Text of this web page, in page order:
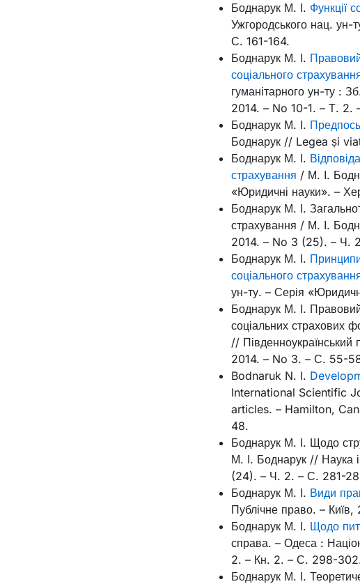
Боднарук М. І. Функції
Ужгородського нац.
С. 161-164.
Боднарук М. І. Правовий
соціального
гуманітарного ун-ту :
2014. – No 10-1. – Т. 2.
Боднарук М. І.
Боднарук // Legea și
Боднарук М. І.
страхування / М. І.
«Юридичні науки». –
Боднарук М. І.
страхування / М. І.
2014. – No 3 (25). – Ч.
Боднарук М. І.
соціального
ун-ту. – Серія
Боднарук М. І. Правовий
соціальних страхових
//
2014. – No 3. – С. 55-
Bodnaruk N. I.
International Scientific
articles. – Hamilton,
48.
Боднарук М. І. Щодо
М. І. Боднарук // Наука
(24). – Ч. 2. – С. 281-
Боднарук М. І. Види
Публічне право. –
Боднарук М. І. Щодо
справа. – Одеса :
2. – Кн. 2. – С. 298-
Боднарук М. І.